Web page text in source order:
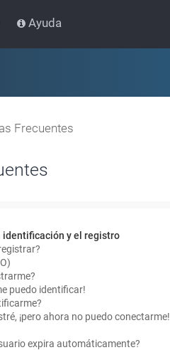
Ayuda
Frecuentes
identificación y el registro
puedo identificar!
¡pero ahora no puedo conectarme!
expira automáticamente?